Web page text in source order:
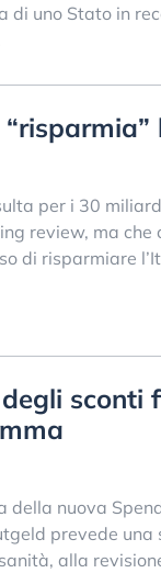
di uno Stato in
per i 30
review, ma che
di risparmiare
sconti
della nuova
prevede una
alla